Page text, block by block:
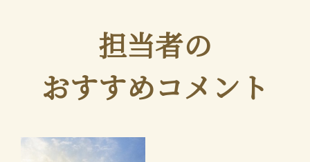
担当者の
おすすめコメント